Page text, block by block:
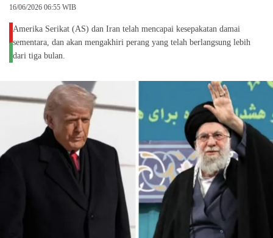
16/06/2026 06:55 WIB
Amerika Serikat (AS) dan Iran telah mencapai kesepakatan damai
sementara, dan akan mengakhiri perang yang telah berlangsung lebih
dari tiga bulan.